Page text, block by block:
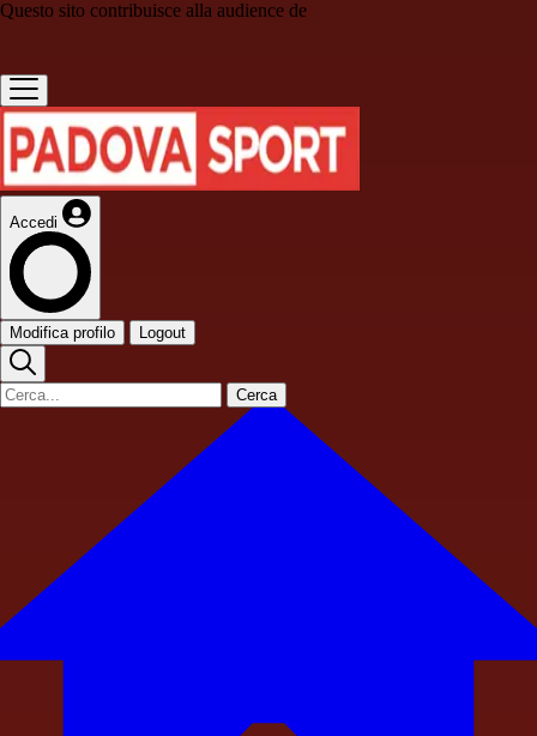
Questo sito contribuisce alla audience de
Accedi
Modifica profilo Logout
Cerca